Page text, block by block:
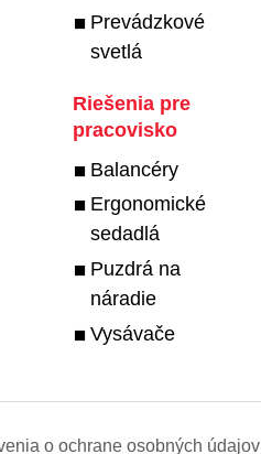
Prevádzkové
svetlá
Riešenia pre
pracovisko
Balancéry
Ergonomické
sedadlá
Puzdrá na
náradie
Vysávače
o ochrane osobných údajov